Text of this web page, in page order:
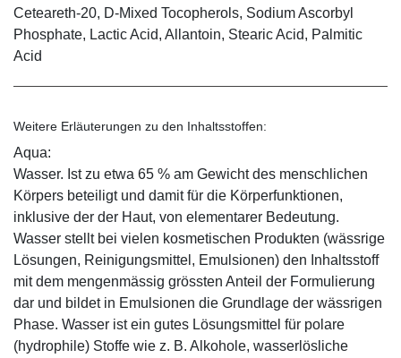
Ceteareth-20, D-Mixed Tocopherols, Sodium Ascorbyl
Phosphate, Lactic Acid, Allantoin, Stearic Acid, Palmitic
Acid
Weitere Erläuterungen zu den Inhaltsstoffen:
Aqua:
Wasser. Ist zu etwa 65 % am Gewicht des menschlichen
Körpers beteiligt und damit für die Körperfunktionen,
inklusive der der Haut, von elementarer Bedeutung.
Wasser stellt bei vielen kosmetischen Produkten (wässrige
Lösungen, Reinigungsmittel, Emulsionen) den Inhaltsstoff
mit dem mengenmässig grössten Anteil der Formulierung
dar und bildet in Emulsionen die Grundlage der wässrigen
Phase. Wasser ist ein gutes Lösungsmittel für polare
(hydrophile) Stoffe wie z. B. Alkohole, wasserlösliche